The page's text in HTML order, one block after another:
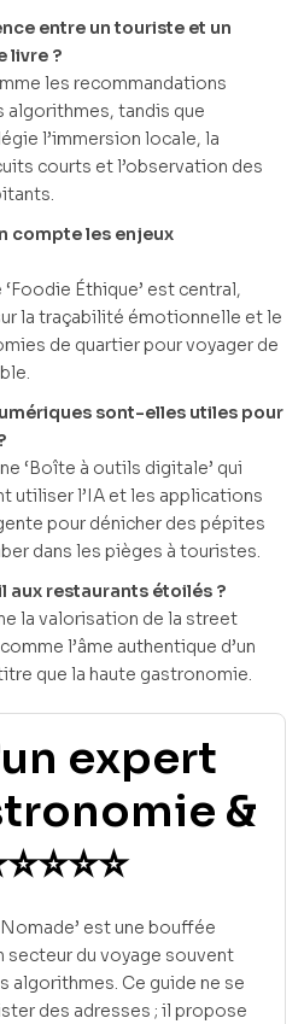
entre un touriste et un
livre ?
les recommandations
algorithmes, tandis que
l’immersion locale, la
courts et l’observation des
compte les enjeux
Éthique’ est central,
la traçabilité émotionnelle et le
de quartier pour voyager de
sont-elles utiles pour
‘Boîte à outils digitale’ qui
utiliser l’IA et les applications
pour dénicher des pépites
dans les pièges à touristes.
aux restaurants étoilés ?
la valorisation de la street
l’âme authentique d’un
que la haute gastronomie.
expert
&
est une bouffée
secteur du voyage souvent
algorithmes. Ce guide ne se
des adresses ; il propose